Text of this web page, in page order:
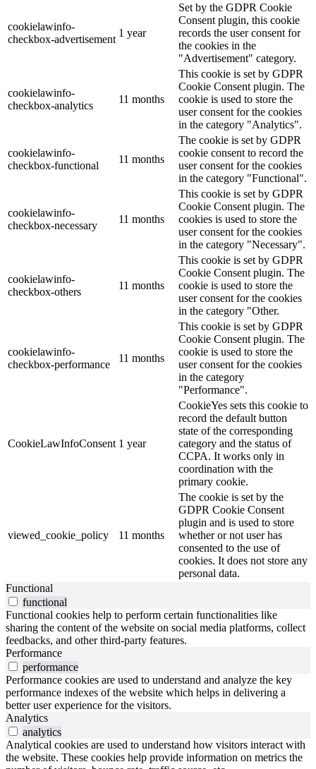
cookielawinfo-
checkbox-advertisement
1 year
Set by the GDPR Cookie
Consent plugin, this cookie
records the user consent for
the cookies in the
"Advertisement" category.
cookielawinfo-
checkbox-analytics
11 months
This cookie is set by GDPR
Cookie Consent plugin. The
cookie is used to store the
user consent for the cookies
in the category "Analytics".
cookielawinfo-
checkbox-functional
11 months
The cookie is set by GDPR
cookie consent to record the
user consent for the cookies
in the category "Functional".
cookielawinfo-
checkbox-necessary
11 months
This cookie is set by GDPR
Cookie Consent plugin. The
cookies is used to store the
user consent for the cookies
in the category "Necessary".
cookielawinfo-
checkbox-others
11 months
This cookie is set by GDPR
Cookie Consent plugin. The
cookie is used to store the
user consent for the cookies
in the category "Other.
cookielawinfo-
checkbox-performance
11 months
This cookie is set by GDPR
Cookie Consent plugin. The
cookie is used to store the
user consent for the cookies
in the category
"Performance".
CookieLawInfoConsent 1 year
CookieYes sets this cookie to
record the default button
state of the corresponding
category and the status of
CCPA. It works only in
coordination with the
primary cookie.
viewed_cookie_policy 11 months
The cookie is set by the
GDPR Cookie Consent
plugin and is used to store
whether or not user has
consented to the use of
cookies. It does not store any
personal data.
Functional
functional
Functional cookies help to perform certain functionalities like
sharing the content of the website on social media platforms, collect
feedbacks, and other third-party features.
Performance
performance
Performance cookies are used to understand and analyze the key
performance indexes of the website which helps in delivering a
better user experience for the visitors.
Analytics
analytics
Analytical cookies are used to understand how visitors interact with
the website. These cookies help provide information on metrics the